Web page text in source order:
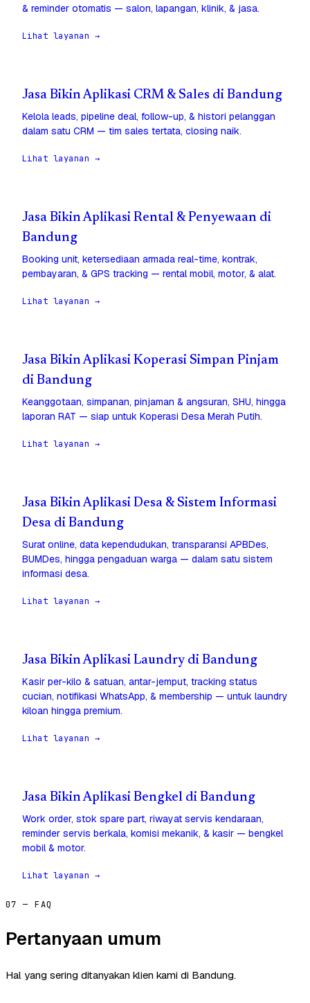
& reminder otomatis — salon, lapangan, klinik, & jasa.
Lihat layanan →
Jasa Bikin Aplikasi CRM & Sales di Bandung
Kelola leads, pipeline deal, follow-up, & histori pelanggan
dalam satu CRM — tim sales tertata, closing naik.
Lihat layanan →
Jasa Bikin Aplikasi Rental & Penyewaan di
Bandung
Booking unit, ketersediaan armada real-time, kontrak,
pembayaran, & GPS tracking — rental mobil, motor, & alat.
Lihat layanan →
Jasa Bikin Aplikasi Koperasi Simpan Pinjam
di Bandung
Keanggotaan, simpanan, pinjaman & angsuran, SHU, hingga
laporan RAT — siap untuk Koperasi Desa Merah Putih.
Lihat layanan →
Jasa Bikin Aplikasi Desa & Sistem Informasi
Desa di Bandung
Surat online, data kependudukan, transparansi APBDes,
BUMDes, hingga pengaduan warga — dalam satu sistem
informasi desa.
Lihat layanan →
Jasa Bikin Aplikasi Laundry di Bandung
Kasir per-kilo & satuan, antar-jemput, tracking status
cucian, notifikasi WhatsApp, & membership — untuk laundry
kiloan hingga premium.
Lihat layanan →
Jasa Bikin Aplikasi Bengkel di Bandung
Work order, stok spare part, riwayat servis kendaraan,
reminder servis berkala, komisi mekanik, & kasir — bengkel
mobil & motor.
Lihat layanan →
07 — FAQ
Pertanyaan umum
Hal yang sering ditanyakan klien kami di Bandung.